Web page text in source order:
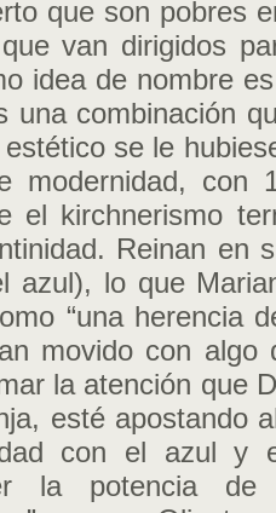
que son pobres
van dirigidos
idea de nombre
una combinación
se le
modernidad,
el kirchnerismo
Reinan en
azul), lo que
“una herencia
movido con algo
la atención que
esté apostando
con el azul y
la potencia